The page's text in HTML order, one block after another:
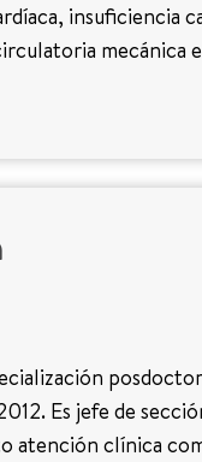
insuficiencia
mecánica
Es jefe de
atención clínica